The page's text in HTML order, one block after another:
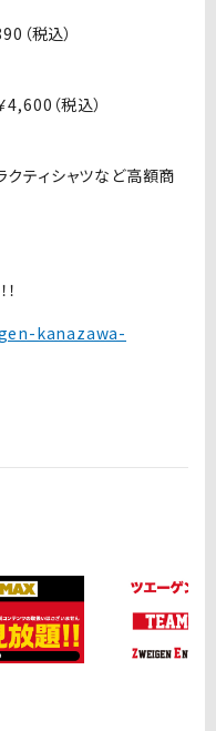
（税込）
（税込）
クティシャツなど高額商
kanazawa-